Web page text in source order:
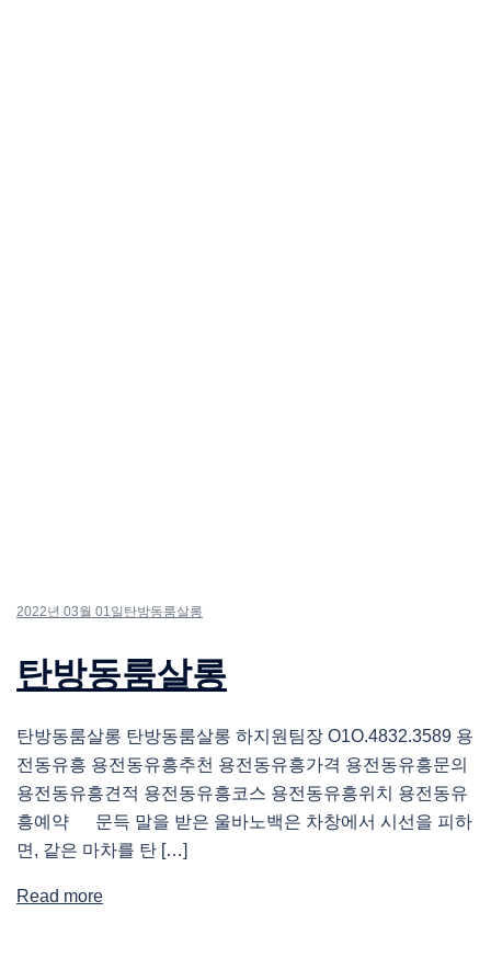
2022년 03월 01일 탄방동룸살롱
탄방동룸살롱
탄방동룸살롱 탄방동룸살롱 하지원팀장 O1O.4832.3589 용
전동유흥 용전동유흥추천 용전동유흥가격 용전동유흥문의
용전동유흥견적 용전동유흥코스 용전동유흥위치 용전동유
흥예약 문득 말을 받은 울바노백은 차창에서 시선을 피하
면, 같은 마차를 탄 […]
Read more